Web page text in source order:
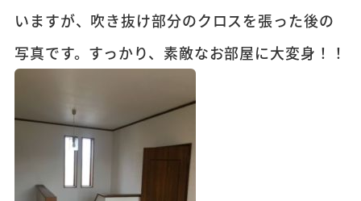
いますが、吹き抜け部分のクロスを張った後の
写真です。すっかり、素敵なお部屋に大変身！！